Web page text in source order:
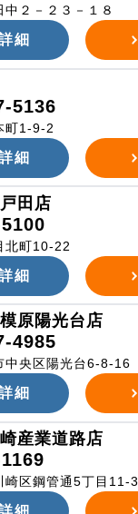
２－２３－１８
細
5136
町1-9-2
細
田店
北町10-22
細
原陽光台店
4985
中央区陽光台6-8-16
細
産業道路店
崎区鋼管通5丁目11-3
細